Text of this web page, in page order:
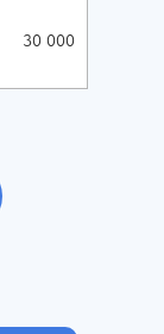
30 000